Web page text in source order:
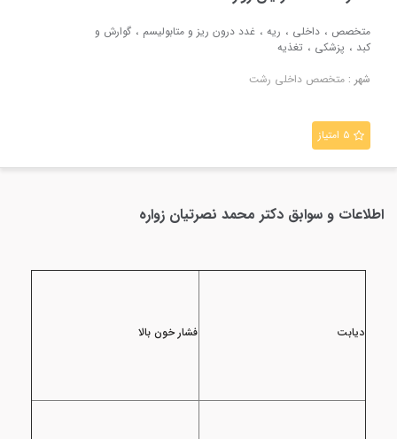
متخصص داخلی ریه غدد درون ریز و متابولیسم
گوارش و
کبد
پزشکی
تغذیه
شهر : متخصص داخلی رشت
۵ امتیاز
اطلاعات و سوابق دکتر محمد نصرتیان زواره
دیابت فشار خون بالا